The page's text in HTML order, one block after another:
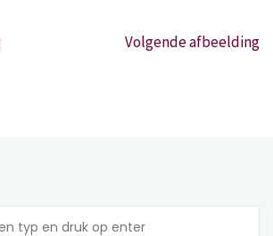
Volgende afbeelding